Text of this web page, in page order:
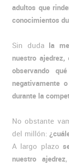
adultos que
conocimientos
Sin duda la
nuestro
observando
negativamente
durante la
No obstante
del millón:
A largo plazo
nuestro ajedrez